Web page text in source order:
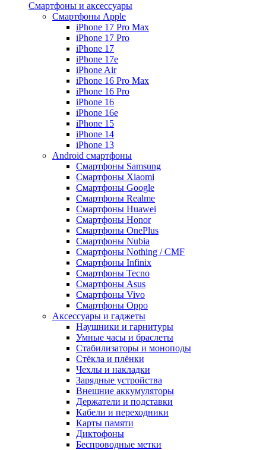
Смартфоны и аксессуары
Смартфоны Apple
iPhone 17 Pro Max
iPhone 17 Pro
iPhone 17
iPhone 17e
iPhone Air
iPhone 16 Pro Max
iPhone 16 Pro
iPhone 16
iPhone 16e
iPhone 15
iPhone 14
iPhone 13
Android cмартфоны
Смартфоны Samsung
Смартфоны Xiaomi
Смартфоны Google
Смартфоны Realme
Смартфоны Huawei
Смартфоны Honor
Смартфоны OnePlus
Смартфоны Nubia
Смартфоны Nothing / CMF
Смартфоны Infinix
Смартфоны Tecno
Смартфоны Asus
Смартфоны Vivo
Смартфоны Oppo
Аксессуары и гаджеты
Наушники и гарнитуры
Умные часы и браслеты
Стабилизаторы и моноподы
Стёкла и плёнки
Чехлы и накладки
Зарядные устройства
Внешние аккумуляторы
Держатели и подставки
Кабели и переходники
Карты памяти
Диктофоны
Беспроводные метки